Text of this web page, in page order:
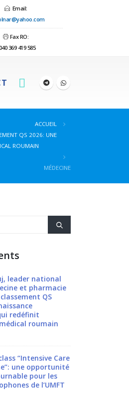
Email:
Fax RO:
369 419 585
ACCUEIL
QS 2026: UNE
ROUMAIN
MÉDECINE
leader national
et pharmacie
QS
redéfinit
roumain
“Intensive Care
une opportunité
pour les
de l’UMFT
inspirante
3 ans
pour la
du Syndrome de
à l’étranger:
autant de jeunes
choisissent la